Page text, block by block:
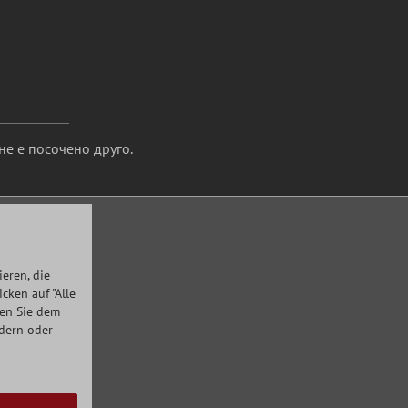
е посочено друго.
die
auf "Alle
Sie dem
oder